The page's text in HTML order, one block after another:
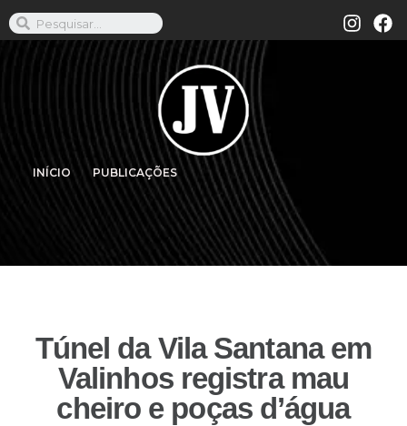
INÍCIO PUBLICAÇÕES
Túnel da Vila Santana em
Valinhos registra mau
cheiro e poças d’água